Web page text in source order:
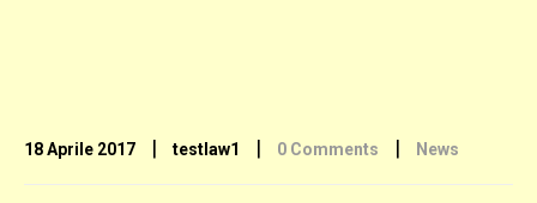
18 Aprile 2017 | testlaw1 | 0 Comments | News